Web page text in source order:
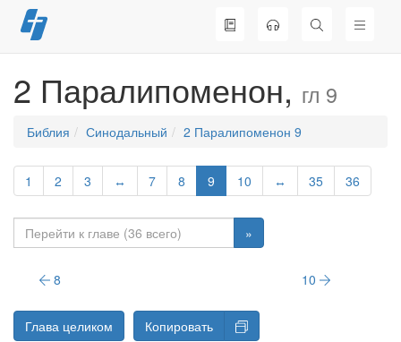
Перейти
к
2 Паралипоменон, гл 9
Библия Синодальный 2 Паралипоменон 9
1 2 3 ↔ 7 8 9 10 ↔ 35 36
»
8 10
Глава целиком Копировать